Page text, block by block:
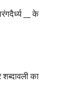
__ के
शब्दावली का